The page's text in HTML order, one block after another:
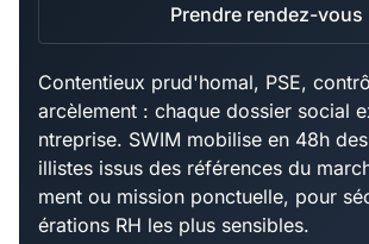
Prendre rendez-vous
Contentieux prud'homal, PSE,
arcèlement : chaque dossier social
ntreprise. SWIM mobilise en 48h
illistes issus des références du
ment ou mission ponctuelle, pour
érations RH les plus sensibles.